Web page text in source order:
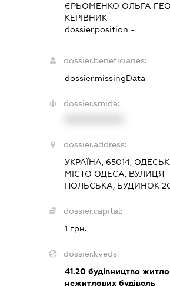
ЄРЬОМЕНКО ОЛЬГА
КЕРІВНИК
dossier.position -
dossier.beneficiaries:
dossier.missingData
dossier.smida:
dossier.address:
УКРАЇНА, 65014,
МІСТО ОДЕСА, ВУЛИЦЯ
ПОЛЬСЬКА, БУДИНОК
dossier.capital:
1 грн.
dossier.kveds:
41.20будівництво
нежитлових будівель